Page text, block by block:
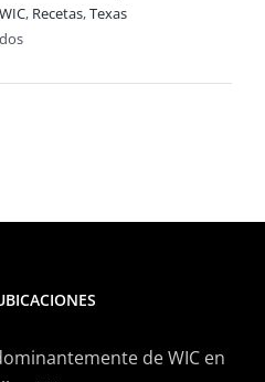
, Recetas,Texas
en
Ofrecemos
de WIC en